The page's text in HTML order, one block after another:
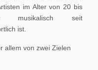
im Alter von 20 bis
seit
ist.
allem von zwei Zielen